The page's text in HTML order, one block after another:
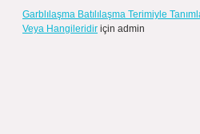
Garblılaşma Batılılaşma Terimiyle
Veya Hangileridir için admin